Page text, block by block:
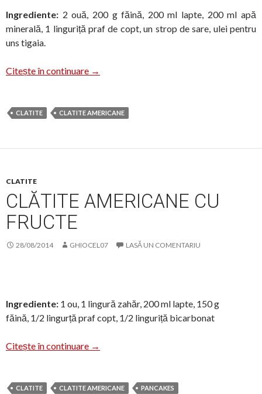
Ingrediente: 2 ouă, 200 g făină, 200 ml lapte, 200 ml apă
minerală, 1 linguriță praf de copt, un strop de sare, ulei pentru
uns tigaia.
Citește în continuare Clătite clasice
→
CLATITE CLATITE AMERICANE
CLATITE
CLĂTITE AMERICANE CU
FRUCTE
28/08/2014 GHIOCEL07 LASĂ UN COMENTARIU
Ingrediente: 1 ou, 1 lingură zahăr, 200 ml lapte, 150 g
făină, 1/2 lingurță praf copt, 1/2 linguriță bicarbonat
Citește în continuare Clătite americane cu fructe
→
CLATITE CLATITE AMERICANE PANCAKES